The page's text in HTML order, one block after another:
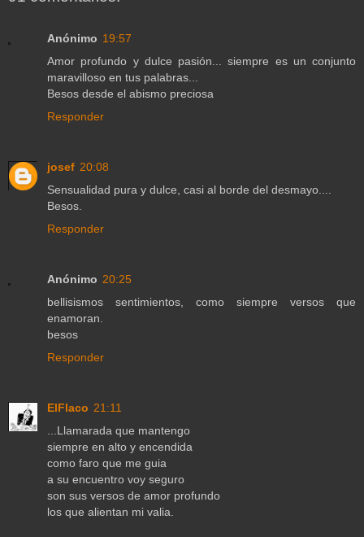
Anónimo 19:57
Amor profundo y dulce pasión... siempre es un conjunto
maravilloso en tus palabras...
Besos desde el abismo preciosa
Responder
josef 20:08
Sensualidad pura y dulce, casi al borde del desmayo....
Besos.
Responder
Anónimo 20:25
bellisismos sentimientos, como siempre versos que
enamoran.
besos
Responder
ElFlaco 21:11
...Llamarada que mantengo
siempre en alto y encendida
como faro que me guia
a su encuentro voy seguro
son sus versos de amor profundo
los que alientan mi valia.